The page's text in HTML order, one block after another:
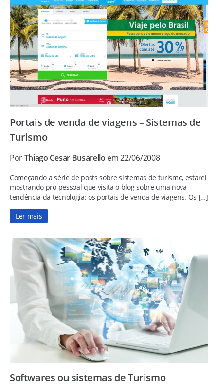
Portais de venda de viagens – Sistemas de
Turismo
PorThiago Cesar Busarello em 22/06/2008
Começando a série de posts sobre sistemas de turismo, estarei
mostrando pro pessoal que visita o blog sobre uma nova
tendência da tecnologia: os portais de venda de viagens. Os […]
Ler mais
Softwares ou sistemas de Turismo